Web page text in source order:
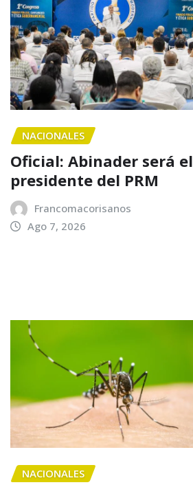
NACIONALES
Oficial: Abinader será el
presidente del PRM
Francomacorisanos
Ago 7, 2026
NACIONALES